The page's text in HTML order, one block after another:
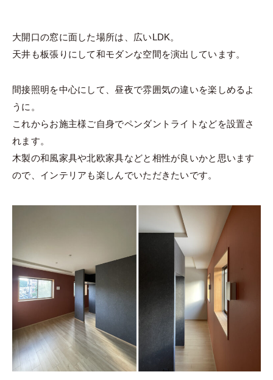
大開口の窓に面した場所は、広いLDK。
天井も板張りにして和モダンな空間を演出しています。
間接照明を中心にして、昼夜で雰囲気の違いを楽しめるよ
うに。
これからお施主様ご自身でペンダントライトなどを設置さ
れます。
木製の和風家具や北欧家具などと相性が良いかと思います
ので、インテリアも楽しんでいただきたいです。